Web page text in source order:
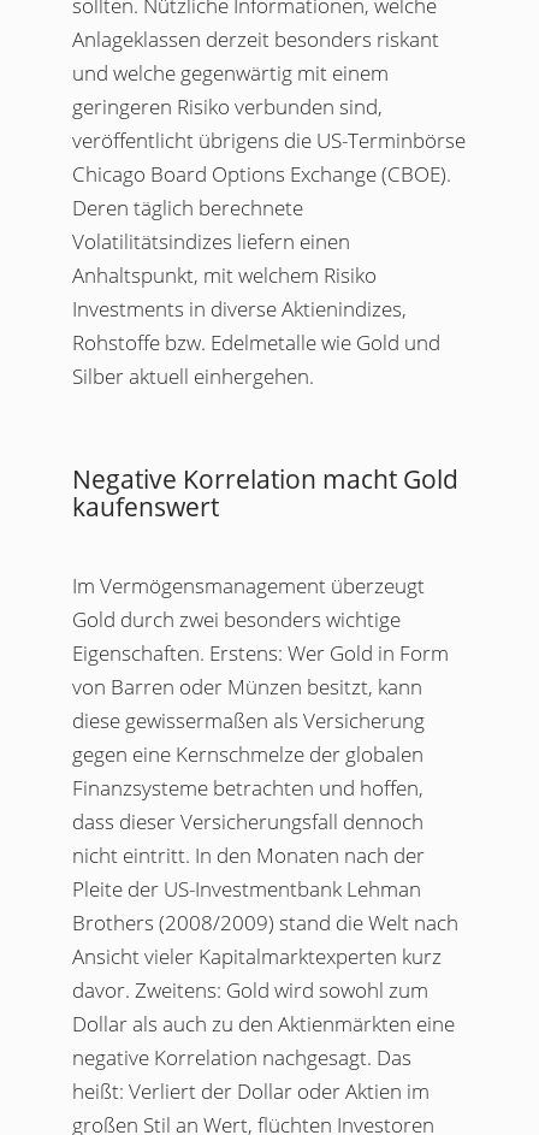
Anlageklassen derzeit besonders riskant
und welche gegenwärtig mit einem
geringeren Risiko verbunden sind,
veröffentlicht übrigens die US-Terminbörse
Chicago Board Options Exchange (CBOE).
Deren täglich berechnete
Volatilitätsindizes liefern einen
Anhaltspunkt, mit welchem Risiko
Investments in diverse Aktienindizes,
Rohstoffe bzw. Edelmetalle wie Gold und
Silber aktuell einhergehen.
Negative Korrelation macht Gold
kaufenswert
Im Vermögensmanagement überzeugt
Gold durch zwei besonders wichtige
Eigenschaften. Erstens: Wer Gold in Form
von Barren oder Münzen besitzt, kann
diese gewissermaßen als Versicherung
gegen eine Kernschmelze der globalen
Finanzsysteme betrachten und hoffen,
dass dieser Versicherungsfall dennoch
nicht eintritt. In den Monaten nach der
Pleite der US-Investmentbank Lehman
Brothers (2008/2009) stand die Welt nach
Ansicht vieler Kapitalmarktexperten kurz
davor. Zweitens: Gold wird sowohl zum
Dollar als auch zu den Aktienmärkten eine
negative Korrelation nachgesagt. Das
heißt: Verliert der Dollar oder Aktien im
großen Stil an Wert, flüchten Investoren